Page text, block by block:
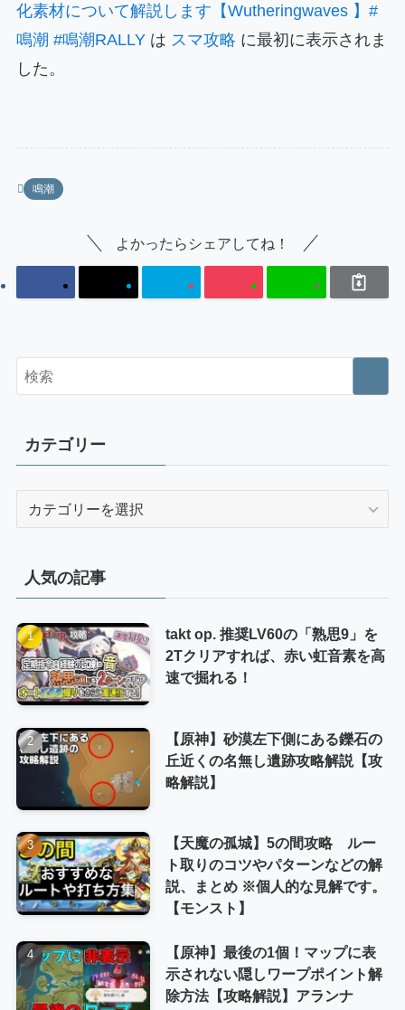
化素材について解説します【Wutheringwaves 】#
鳴潮 #鳴潮RALLYは スマ攻略 に最初に表示されま
した。
鳴潮
よかったらシェアしてね！
カテゴリー
ー
人気の記事
takt op. 推奨LV60の「熟思9」を
2Tクリアすれば、赤い虹音素を高
速で掘れる！
【原神】砂漠左下側にある鑠石の
丘近くの名無し遺跡攻略解説【攻
略解説】
【天魔の孤城】5の間攻略 ルー
ト取りのコツやパターンなどの解
説、まとめ ※個人的な見解です。
【モンスト】
【原神】最後の1個！マップに表
示されない隠しワープポイント解
除方法【攻略解説】アランナ